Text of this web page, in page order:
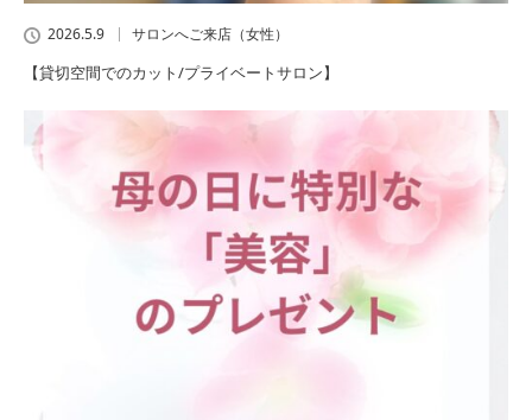
2026.5.9 サロンへご来店（女性）
【貸切空間でのカット/プライベートサロン】